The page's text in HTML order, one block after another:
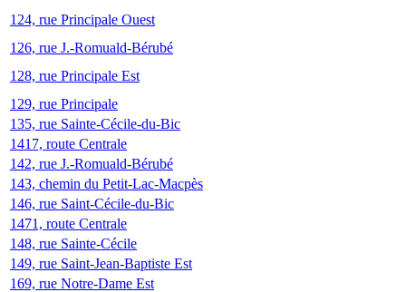
124, rue Principale Ouest
126, rue J.-Romuald-Bérubé
128, rue Principale Est
129, rue Principale
135, rue Sainte-Cécile-du-Bic
1417, route Centrale
142, rue J.-Romuald-Bérubé
143, chemin du Petit-Lac-Macpès
146, rue Saint-Cécile-du-Bic
1471, route Centrale
148, rue Sainte-Cécile
149, rue Saint-Jean-Baptiste Est
169, rue Notre-Dame Est